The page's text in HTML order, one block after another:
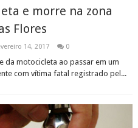
e morre na zona
Flores
14, 2017 0
motocicleta ao passar em um
com vítima fatal registrado pel...